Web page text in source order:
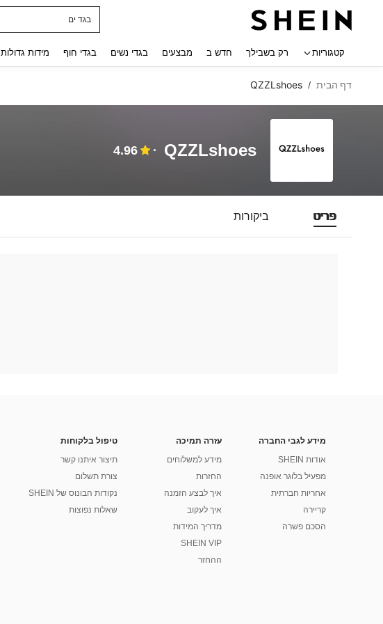
בגד ים
קטגוריות רק בשבילך חדש ב מבצעים בגדי נשים בגדי חוף מידות גדולות
דף הבית /
QZZLshoes
QZZLshoes
4.96
פריט ביקורות
מידע לגבי החברה
אודות SHEIN
מפעיל בלוגר אופנה
אחריות חברתית
קריירה
הסכם פשרה
עזרה תמיכה
מידע למשלוחים
החזרות
איך לבצע הזמנה
איך לעקוב
מדריך המידות
SHEIN VIP
ההחזר
טיפול בלקוחות
תיצור איתנו קשר
צורת תשלום
נקודות הבונוס של SHEIN
שאלות נפוצות